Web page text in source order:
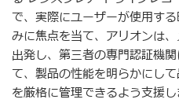
で、実際にユーザーが使用す
みに焦点を当て、アリオンは
出発し、第三者の専門認証機
て、製品の性能を明らかにし
を厳格に管理できるよう支援